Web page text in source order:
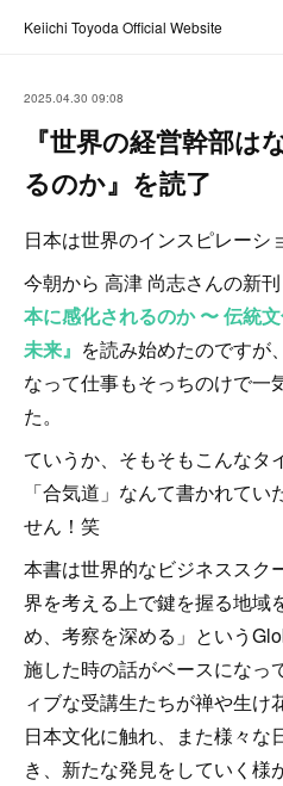
Keiichi Toyoda Official Website
2025.04.30 09:08
『世界の経営幹部
るのか』を読了
日本は世界のインスピレーシ
今朝から 高津 尚志さんの新刊
本に感化されるのか 〜 伝統
未来』 を読み始めたのですが
なって仕事もそっちのけで一
た。
ていうか、そもそもこんなタ
「合気道」なんて書かれて
せん！笑
本書は世界的なビジネススク
界を考える上で鍵を握る地域
め、考察を深める」という
施した時の話がベースになっ
ィブな受講生たちが禅や生け
日本文化に触れ、また様々な
き、新たな発見をしていく様